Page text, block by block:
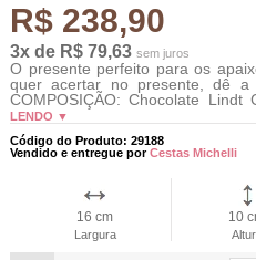
R$ 238,90
3x de R$ 79,63 sem juros
O presente perfeito para os
quer acertar no presente, dê a
COMPOSIÇÃO: Chocolate
LENDO ▼
Código do Produto: 29188
Vendido e entregue porCestas Michelli
16 cm
Largura
10